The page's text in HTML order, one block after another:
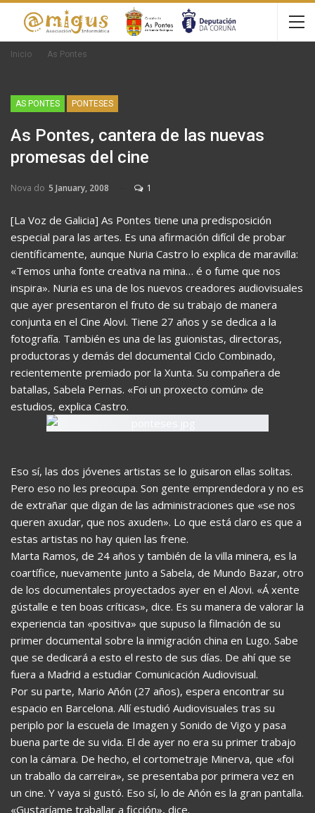
Inicio As Pontes
AS PONTES PONTESES
As Pontes, cantera de las nuevas
promesas del cine
Nova do 5 January, 2008 1
[La Voz de Galicia] As Pontes tiene una predisposición
especial para las artes. Es una afirmación difícil de probar
científicamente, aunque Nuria Castro lo explica de maravilla:
«Temos unha fonte creativa na mina… é o fume que nos
inspira». Nuria es una de los nuevos creadores audiovisuales
que ayer presentaron el fruto de su trabajo de manera
conjunta en el Cine Alovi. Tiene 27 años y se dedica a la
fotografía. También es una de las guionistas, directoras,
productoras y demás del documental Ciclo Combinado,
recientemente premiado por la Xunta. Su compañera de
batallas, Sabela Pernas. «Foi un proxecto común» de
estudios, explica Castro.
Eso sí, las dos jóvenes artistas se lo guisaron ellas solitas.
Pero eso no les preocupa. Son gente emprendedora y no es
de extrañar que digan de las administraciones que «se nos
queren axudar, que nos axuden». Lo que está claro es que a
estas artistas no hay quien las frene.
Marta Ramos, de 24 años y también de la villa minera, es la
coartífice, nuevamente junto a Sabela, de Mundo Bazar, otro
de los documentales proyectados ayer en el Alovi. «Á xente
gústalle e ten boas críticas», dice. Es su manera de valorar la
experiencia tan «positiva» que supuso la filmación de su
primer documental sobre la inmigración china en Lugo. Sabe
que se dedicará a esto el resto de sus días. De ahí que se
fuera a Madrid a estudiar Comunicación Audiovisual.
Por su parte, Mario Añón (27 años), espera encontrar su
espacio en Barcelona. Allí estudió Audiovisuales tras su
periplo por la escuela de Imagen y Sonido de Vigo y pasa
buena parte de su vida. El de ayer no era su primer trabajo
con la cámara. De hecho, el cortometraje Minerva, que «foi
un traballo da carreira», se presentaba por primera vez en
un cine. Y vaya si gustó. Eso sí, lo de Añón es la gran pantalla.
«Gustaríame traballar a ficción», dice.